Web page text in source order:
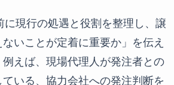
に現行の処遇と役割を整理し、譲
いことが定着に重要か」を伝え
えば、現場代理人が発注者との
いる、協力会社への発注判断を